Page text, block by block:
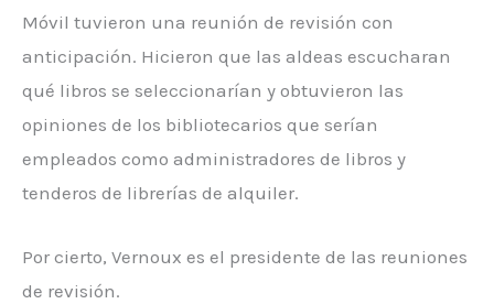
Móvil tuvieron una reunión de revisión con
anticipación. Hicieron que las aldeas escucharan
qué libros se seleccionarían y obtuvieron las
opiniones de los bibliotecarios que serían
empleados como administradores de libros y
tenderos de librerías de alquiler.
Por cierto, Vernoux es el presidente de las reuniones
de revisión.